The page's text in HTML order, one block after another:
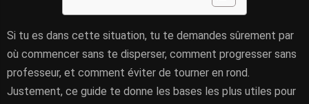
Si tu es dans cette situation, tu te demandes sûrement par
où commencer sans te disperser, comment progresser sans
professeur, et comment éviter de tourner en rond.
Justement, ce guide te donne les bases les plus utiles pour